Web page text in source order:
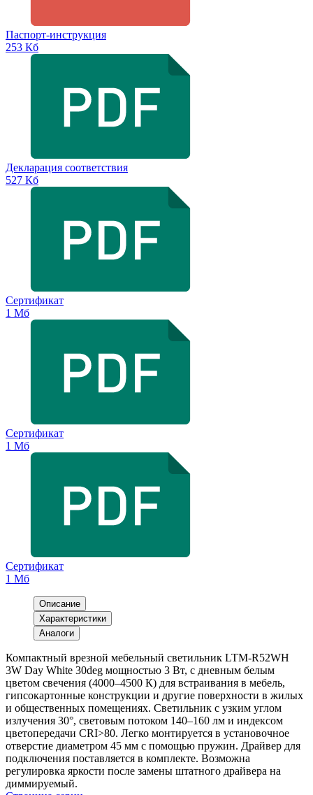
Паспорт-инструкция
253 Кб
Декларация соответствия
527 Кб
Сертификат
1 Мб
Сертификат
1 Мб
Сертификат
1 Мб
Описание
Характеристики
Аналоги
Компактный врезной мебельный светильник LTM-R52WH
3W Day White 30deg мощностью 3 Вт, с дневным белым
цветом свечения (4000–4500 К) для встраивания в мебель,
гипсокартонные конструкции и другие поверхности в жилых
и общественных помещениях. Светильник с узким углом
излучения 30°, световым потоком 140–160 лм и индексом
цветопередачи CRI>80. Легко монтируется в установочное
отверстие диаметром 45 мм с помощью пружин. Драйвер для
подключения поставляется в комплекте. Возможна
регулировка яркости после замены штатного драйвера на
диммируемый.